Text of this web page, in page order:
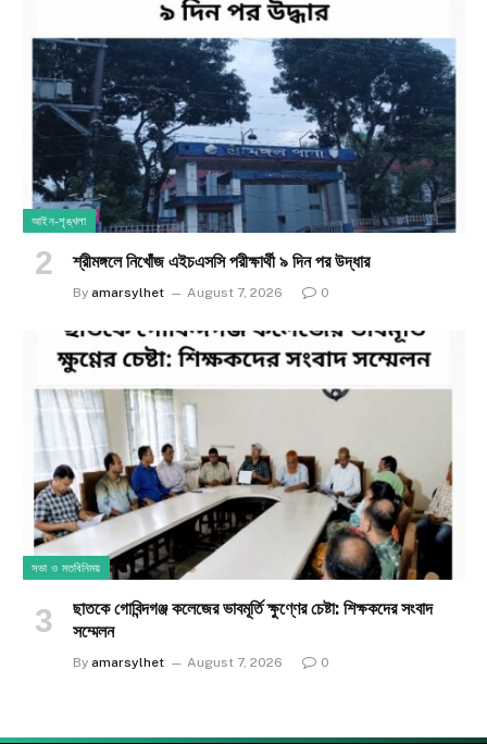
আইন-শৃঙ্খলা
শ্রীমঙ্গলে নিখোঁজ এইচএসসি পরীক্ষার্থী ৯ দিন পর উদ্ধার
By amarsylhet August 7, 2026 0
সভা ও মতবিনিময়
ছাতকে গোবিন্দগঞ্জ কলেজের ভাবমূর্তি ক্ষুণ্ণের চেষ্টা: শিক্ষকদের সংবাদ
সম্মেলন
By amarsylhet August 7, 2026 0